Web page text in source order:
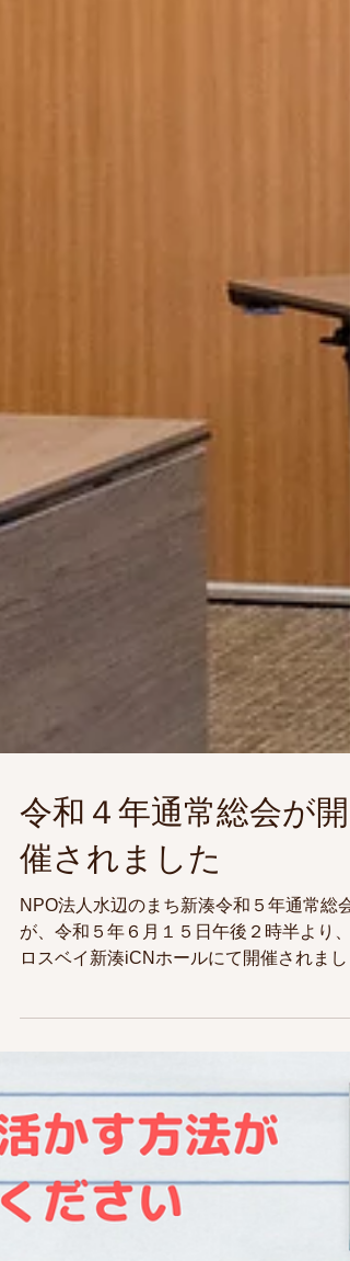
令和４年通常総会が開
催されました
NPO法人水辺のまち新湊令和５年通常総会
が、令和５年６月１５日午後２時半より、
令和４年度事業報告、活動計算報告、令和
年度事業計画(案）活動予算(案）及び役員